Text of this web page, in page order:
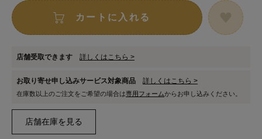
カートに入れる
店舗受取できます 詳しくはこちら >
お取り寄せ申し込みサービス対象商品 詳しくはこちら >
在庫数以上のご注文をご希望の場合は専用フォームからお申し込みください。